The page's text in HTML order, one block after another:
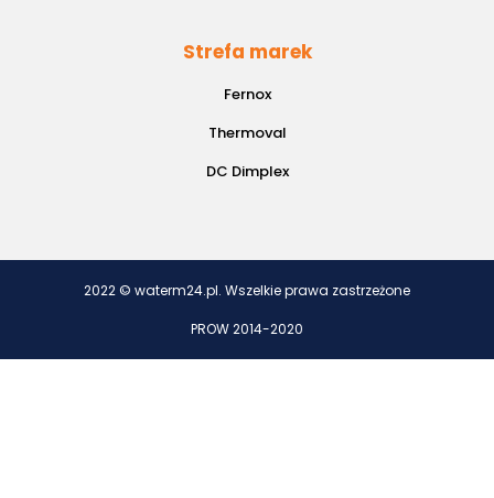
Strefa marek
Fernox
Thermoval
DC Dimplex
2022 © waterm24.pl. Wszelkie prawa zastrzeżone
PROW 2014-2020